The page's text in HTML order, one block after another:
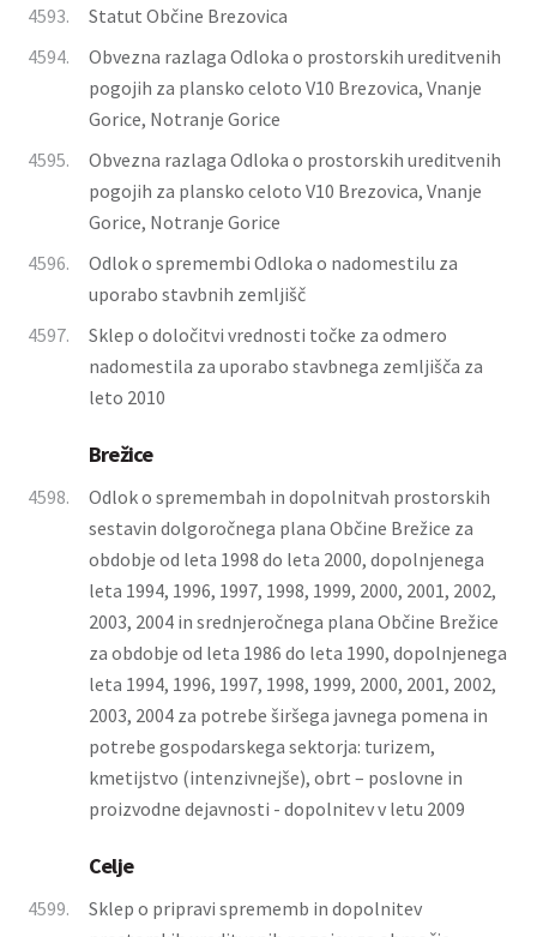
4593.
Statut Občine Brezovica
4594.
Obvezna razlaga Odloka o prostorskih ureditvenih
pogojih za plansko celoto V10 Brezovica, Vnanje
Gorice, Notranje Gorice
4595.
Obvezna razlaga Odloka o prostorskih ureditvenih
pogojih za plansko celoto V10 Brezovica, Vnanje
Gorice, Notranje Gorice
4596.
Odlok o spremembi Odloka o nadomestilu za
uporabo stavbnih zemljišč
4597.
Sklep o določitvi vrednosti točke za odmero
nadomestila za uporabo stavbnega zemljišča za
leto 2010
Brežice
4598.
Odlok o spremembah in dopolnitvah prostorskih
sestavin dolgoročnega plana Občine Brežice za
obdobje od leta 1998 do leta 2000, dopolnjenega
leta 1994, 1996, 1997, 1998, 1999, 2000, 2001, 2002,
2003, 2004 in srednjeročnega plana Občine Brežice
za obdobje od leta 1986 do leta 1990, dopolnjenega
leta 1994, 1996, 1997, 1998, 1999, 2000, 2001, 2002,
2003, 2004 za potrebe širšega javnega pomena in
potrebe gospodarskega sektorja: turizem,
kmetijstvo (intenzivnejše), obrt – poslovne in
proizvodne dejavnosti - dopolnitev v letu 2009
Celje
4599.
Sklep o pripravi sprememb in dopolnitev